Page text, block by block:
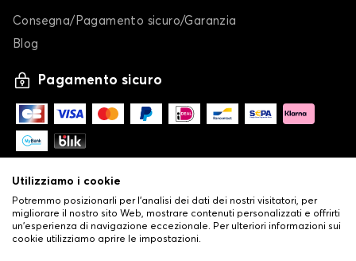
208
Consegna/Pagamento sicuro/Garanzia
Blog
Pagamento sicuro
Utilizziamo i cookie
Potremmo posizionarli per l'analisi dei dati dei nostri visitatori, per
migliorare il nostro sito Web, mostrare contenuti personalizzati e offrirti
un'esperienza di navigazione eccezionale. Per ulteriori informazioni sui
cookie utilizziamo aprire le impostazioni.